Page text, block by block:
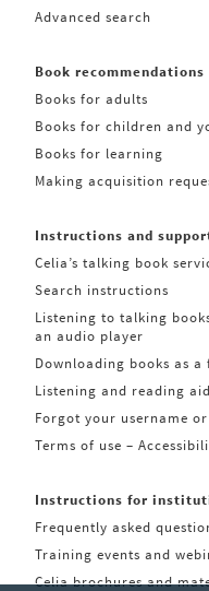
Advanced search
Book recommendations
Books for adults
Books for children and
Books for learning
Making acquisition
Instructions and
Celia’s talking book
Search instructions
Listening to talking
an audio player
Downloading books as a
Listening and reading
Forgot your username
Terms of use –
Instructions for
Frequently asked
Training events and
Celia brochures and